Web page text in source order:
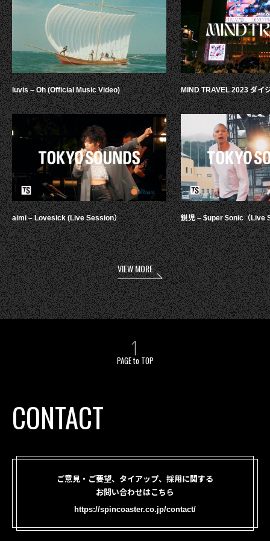
luvis – Oh (Official Music Video)
aimi – Lovesick (Live Session）
MIND TRAVEL 2023 ダイ
鋭児 – $uper $onic（Live
VIEW MORE
PAGE to TOP
CONTACT
ご意見・ご要望、タイアップ、採用に関する
お問い合わせはこちら
https://spincoaster.co.jp/contact/